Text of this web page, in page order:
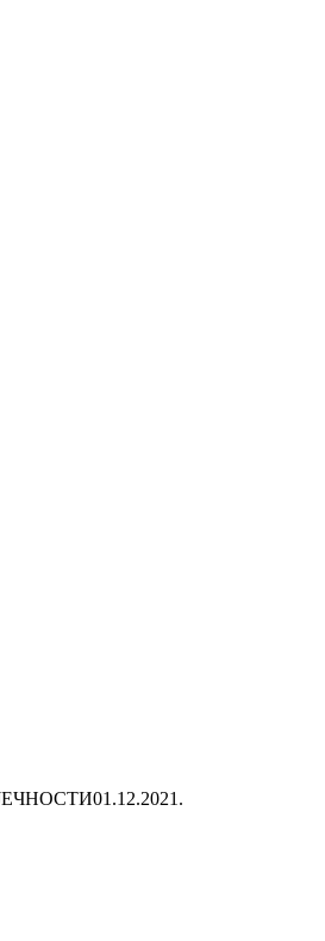
01.12.2021.